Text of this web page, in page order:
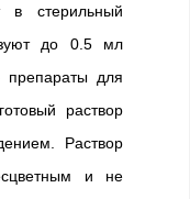
в стерильный
до 0.5 мл
препараты для
раствор
Раствор
и не